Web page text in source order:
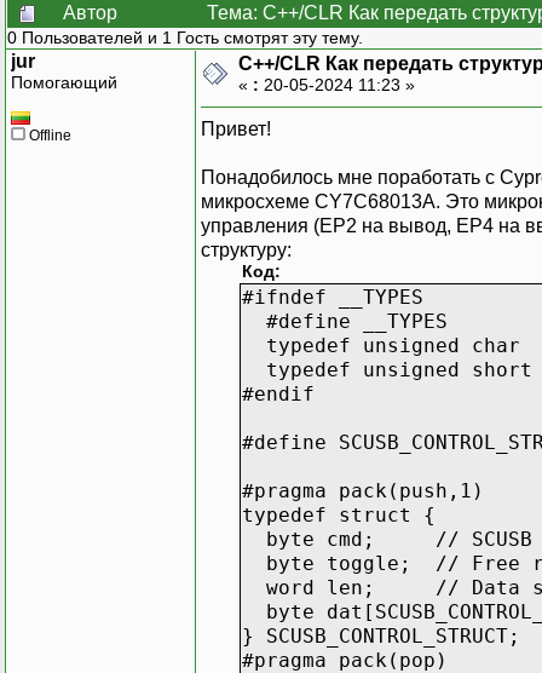
Автор
Тема: C++/CLR Как передать
0 Пользователей и 1 Гость смотрят эту тему.
jur
Помогающий
Offline
C++/CLR Как передать
« : 20-05-2024 11:23 »
Привет!
Понадобилось мне поработать с
микросхеме CY7C68013A. Это
управления (EP2 на вывод, EP4 на
структуру:
Код:
#ifndef __TYPES
#define __TYPES
typedef unsigned char
typedef unsigned short
#endif
#define
#pragma pack(push,1)
typedef struct {
byte cmd; // SCUSB I/
byte toggle; // Free
word len; // Data
byte
} SCUSB_CONTROL_STRUCT;
#pragma pack(pop)